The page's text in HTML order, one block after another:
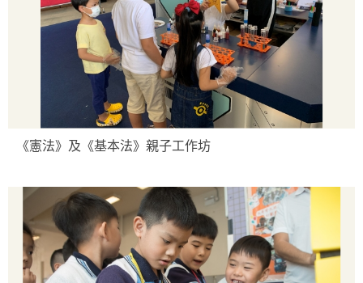
《憲法》及《基本法》親子工作坊